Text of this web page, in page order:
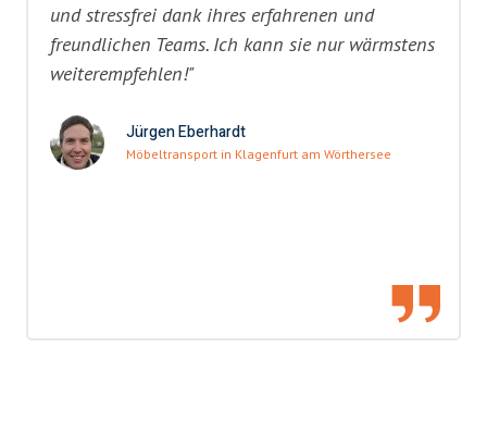
und stressfrei dank ihres erfahrenen und
freundlichen Teams. Ich kann sie nur wärmstens
weiterempfehlen!"
Jürgen Eberhardt
Möbeltransport in Klagenfurt am Wörthersee